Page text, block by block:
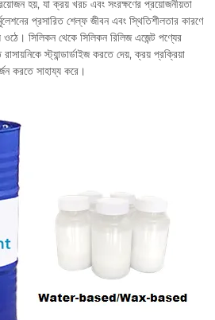
হয়, যা ক্রয় খরচ এবং সংরক্ষণের প্রয়োজনীয়তা
প্রসারিত শেল্ফ জীবন এবং স্থিতিশীলতার কারণে
সিলিকন থেকে সিলিকন রিলিজ এজেন্ট পণ্যের
স্ট্যান্ডার্ডাইজ করতে দেয়, ক্রয় প্রক্রিয়া
করতে সাহায্য করে।